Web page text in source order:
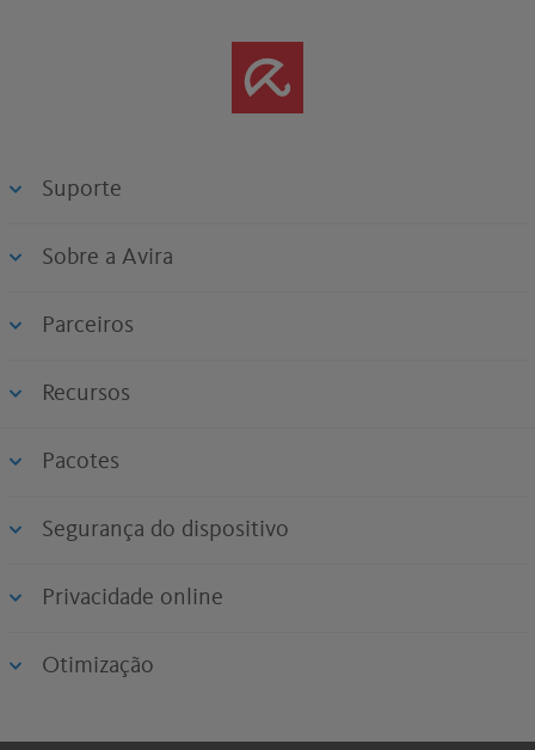
Suporte
Sobre a Avira
Parceiros
Recursos
Pacotes
Segurança do dispositivo
Privacidade online
Otimização